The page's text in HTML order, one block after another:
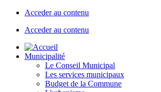
Acceder au contenu
Acceder au contenu
Municipalité
Le Conseil Municipal
Les services municipaux
Budget de la Commune